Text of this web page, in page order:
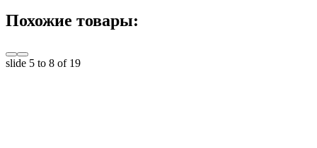
Похожие товары:
slide 5 to 8 of 19